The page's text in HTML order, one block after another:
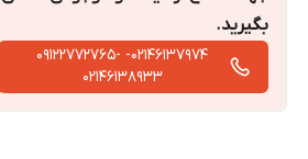
بگیرید.
02146137974- 09122772765-
02146138933